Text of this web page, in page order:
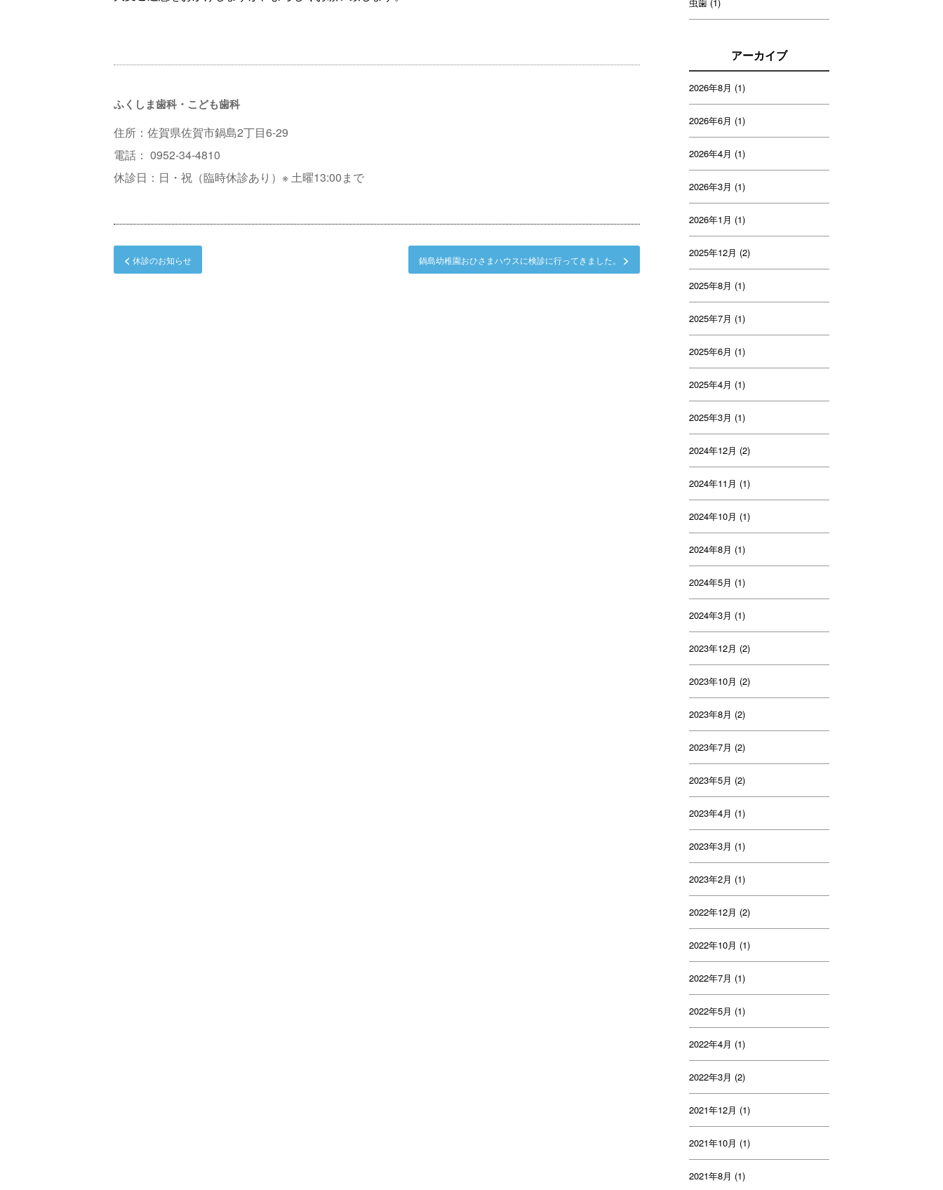
ふくしま歯科・こども歯科
住所：佐賀県佐賀市鍋島2丁目6-29
電話： 0952-34-4810
休診日：日・祝（臨時休診あり）※ 土曜13:00まで
鍋島幼稚園おひさまハウスに検診に行ってきました。 >
< 休診のお知らせ
アーカイブ
2026年8月 (1)
2026年6月 (1)
2026年4月 (1)
2026年3月 (1)
2026年1月 (1)
2025年12月 (2)
2025年8月 (1)
2025年7月 (1)
2025年6月 (1)
2025年4月 (1)
2025年3月 (1)
2024年12月 (2)
2024年11月 (1)
2024年10月 (1)
2024年8月 (1)
2024年5月 (1)
2024年3月 (1)
2023年12月 (2)
2023年10月 (2)
2023年8月 (2)
2023年7月 (2)
2023年5月 (2)
2023年4月 (1)
2023年3月 (1)
2023年2月 (1)
2022年12月 (2)
2022年10月 (1)
2022年7月 (1)
2022年5月 (1)
2022年4月 (1)
2022年3月 (2)
2021年12月 (1)
2021年10月 (1)
2021年8月 (1)